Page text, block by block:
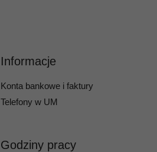
Informacje
Konta bankowe i faktury
Telefony w UM
Godziny pracy